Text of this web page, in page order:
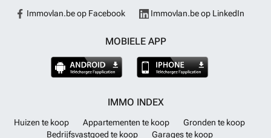
Immovlan.be op Facebook Immovlan.be op LinkedIn
MOBIELE APP
IMMO INDEX
Huizen te koop Appartementen te koop
Gronden te koop
Bedrijfsvastgoed te koop
Garages te koop